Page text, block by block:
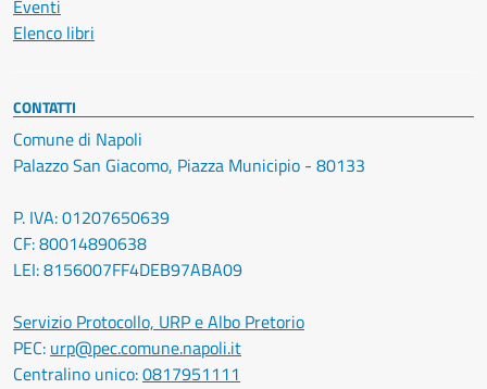
Eventi
Elenco libri
CONTATTI
Comune di Napoli
Palazzo San Giacomo, Piazza Municipio - 80133
P. IVA: 01207650639
CF: 80014890638
LEI: 8156007FF4DEB97ABA09
Servizio Protocollo, URP e Albo Pretorio
PEC: urp@pec.comune.napoli.it
Centralino unico:0817951111